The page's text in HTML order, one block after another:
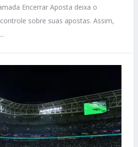
Encerrar Aposta deixa o
sobre suas apostas. Assim,